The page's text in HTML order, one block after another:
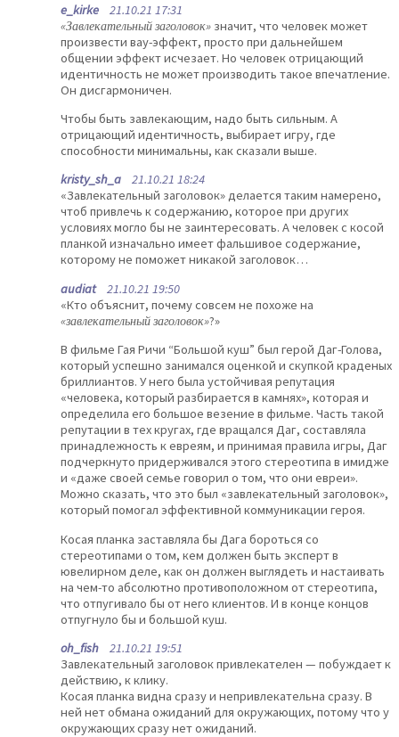
e_kirke 21.10.21 17:31
«Завлекательный заголовок» значит, что человек может
произвести вау-эффект, просто при дальнейшем
общении эффект исчезает. Но человек отрицающий
идентичность не может производить такое впечатление.
Он дисгармоничен.
Чтобы быть завлекающим, надо быть сильным. А
отрицающий идентичность, выбирает игру, где
способности минимальны, как сказали выше.
kristy_sh_a 21.10.21 18:24
«Завлекательный заголовок» делается таким намерено,
чтоб привлечь к содержанию, которое при других
условиях могло бы не заинтересовать. А человек с косой
планкой изначально имеет фальшивое содержание,
которому не поможет никакой заголовок…
audiat21.10.21 19:50
«Кто объяснит, почему совсем не похоже на
«завлекательный заголовок»?»
В фильме Гая Ричи “Большой куш” был герой Даг-Голова,
который успешно занимался оценкой и скупкой краденых
бриллиантов. У него была устойчивая репутация
«человека, который разбирается в камнях», которая и
определила его большое везение в фильме. Часть такой
репутации в тех кругах, где вращался Даг, составляла
принадлежность к евреям, и принимая правила игры, Даг
подчеркнуто придерживался этого стереотипа в имидже
и «даже своей семье говорил о том, что они евреи».
Можно сказать, что это был «завлекательный заголовок»,
который помогал эффективной коммуникации героя.
Косая планка заставляла бы Дага бороться со
стереотипами о том, кем должен быть эксперт в
ювелирном деле, как он должен выглядеть и настаивать
на чем-то абсолютно противоположном от стереотипа,
что отпугивало бы от него клиентов. И в конце концов
отпугнуло бы и большой куш.
oh_fish 21.10.21 19:51
Завлекательный заголовок привлекателен — побуждает к
действию, к клику.
Косая планка видна сразу и непривлекательна сразу. В
ней нет обмана ожиданий для окружающих, потому что у
окружающих сразу нет ожиданий.